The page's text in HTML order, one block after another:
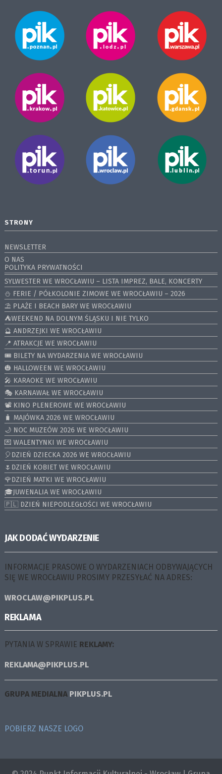
STRONY
NEWSLETTER
O NAS
POLITYKA PRYWATNOŚCI
SYLWESTER WE WROCŁAWIU – LISTA IMPREZ, BALE, KONCERTY
⛄️ FERIE / PÓŁKOLONIE ZIMOWE WE WROCŁAWIU – 2026
⛱️ PLAŻE I BEACH BARY WE WROCŁAWIU
⛺️WEEKEND NA DOLNYM ŚLĄSKU I NIE TYLKO
🔮 ANDRZEJKI WE WROCŁAWIU
📍 ATRAKCJE WE WROCŁAWIU
🎟️ BILETY NA WYDARZENIA WE WROCŁAWIU
🎃 HALLOWEEN WE WROCŁAWIU
🎤 KARAOKE WE WROCŁAWIU
🎭 KARNAWAŁ WE WROCŁAWIU
📽️ KINO PLENEROWE WE WROCŁAWIU
🧳 MAJÓWKA 2026 WE WROCŁAWIU
🌙 NOC MUZEÓW 2026 WE WROCŁAWIU
💌 WALENTYNKI WE WROCŁAWIU
🎈DZIEŃ DZIECKA 2026 WE WROCŁAWIU
🌷DZIEŃ KOBIET WE WROCŁAWIU
🌹DZIEŃ MATKI WE WROCŁAWIU
🎓JUWENALIA WE WROCŁAWIU
🇵🇱 DZIEŃ NIEPODLEGŁOŚCI WE WROCŁAWIU
JAK DODAĆ WYDARZENIE
INFORMACJE PRASOWE O WYDARZENIACH ODBYWAJĄCYCH
SIĘ WE WROCŁAWIU PROSIMY PRZESYŁAĆ NA ADRES:
WROCLAW@PIKPLUS.PL
REKLAMA
PYTANIA W SPRAWIE REKLAMY:
REKLAMA@PIKPLUS.PL
GRUPA MEDIALNA PIKPLUS.PL
POBIERZ NASZE LOGO